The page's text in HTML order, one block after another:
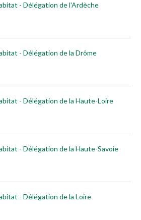
- Délégation de l'Ardèche
- Délégation de la Drôme
- Délégation de la Haute-Loire
- Délégation de la Haute-Savoie
- Délégation de la Loire